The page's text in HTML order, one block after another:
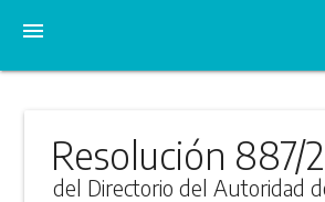
menu
Resolución 887/
del Directorio del Autoridad